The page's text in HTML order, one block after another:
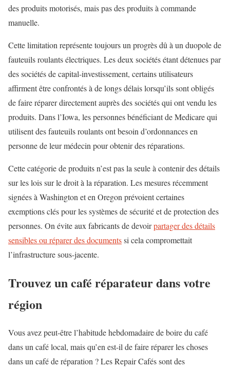
des produits motorisés, mais pas des produits à commande
manuelle.
Cette limitation représente toujours un progrès dû à un duopole de
fauteuils roulants électriques. Les deux sociétés étant détenues par
des sociétés de capital-investissement, certains utilisateurs
affirment être confrontés à de longs délais lorsqu’ils sont obligés
de faire réparer directement auprès des sociétés qui ont vendu les
produits. Dans l’Iowa, les personnes bénéficiant de Medicare qui
utilisent des fauteuils roulants ont besoin d’ordonnances en
personne de leur médecin pour obtenir des réparations.
Cette catégorie de produits n’est pas la seule à contenir des détails
sur les lois sur le droit à la réparation. Les mesures récemment
signées à Washington et en Oregon prévoient certaines
exemptions clés pour les systèmes de sécurité et de protection des
personnes. On évite aux fabricants de devoirpartager des détails
sensibles ou réparer des documentssi cela compromettait
l’infrastructure sous-jacente.
Trouvez un café réparateur dans votre
région
Vous avez peut-être l’habitude hebdomadaire de boire du café
dans un café local, mais qu’en est-il de faire réparer les choses
dans un café de réparation ? Les Repair Cafés sont des